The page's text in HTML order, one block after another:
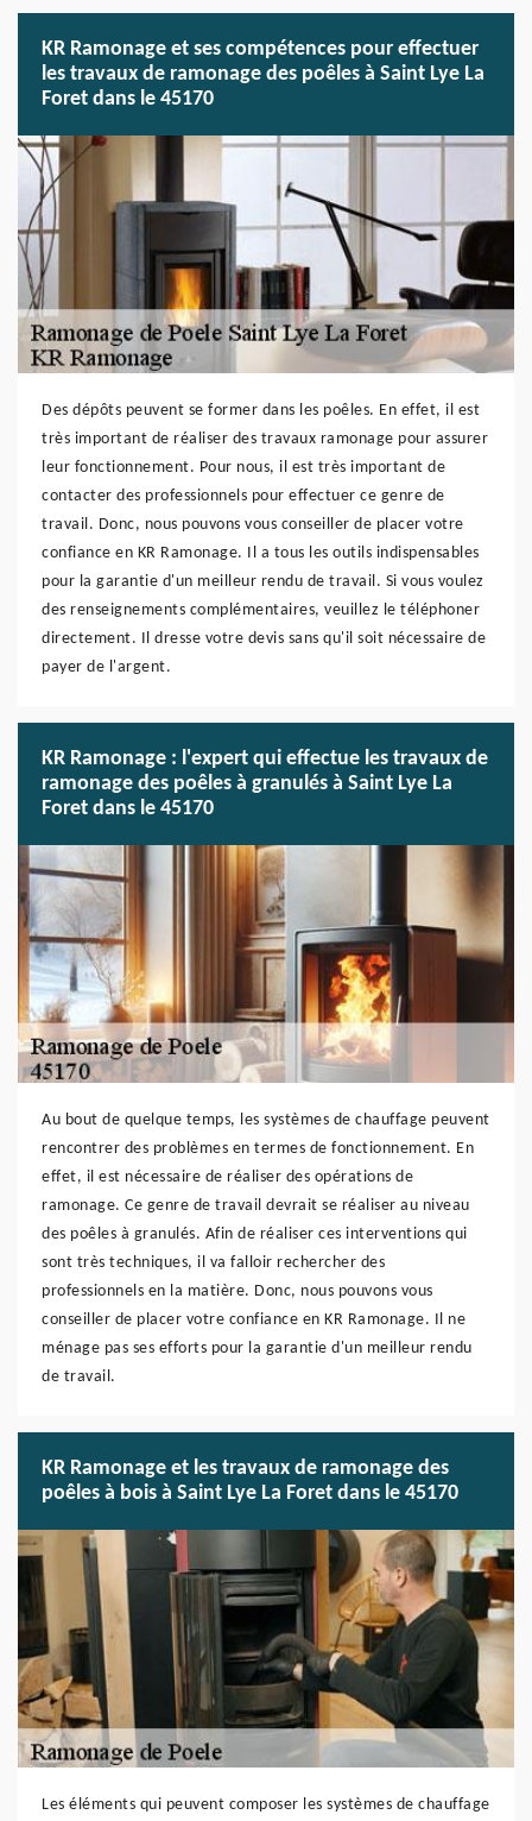
KR Ramonage et ses compétences pour effectuer
les travaux de ramonage des poêles à Saint Lye La
Foret dans le 45170
Des dépôts peuvent se former dans les poêles. En effet, il est
très important de réaliser des travaux ramonage pour assurer
leur fonctionnement. Pour nous, il est très important de
contacter des professionnels pour effectuer ce genre de
travail. Donc, nous pouvons vous conseiller de placer votre
confiance en KR Ramonage. Il a tous les outils indispensables
pour la garantie d'un meilleur rendu de travail. Si vous voulez
des renseignements complémentaires, veuillez le téléphoner
directement. Il dresse votre devis sans qu'il soit nécessaire de
payer de l'argent.
KR Ramonage : l'expert qui effectue les travaux de
ramonage des poêles à granulés à Saint Lye La
Foret dans le 45170
Au bout de quelque temps, les systèmes de chauffage peuvent
rencontrer des problèmes en termes de fonctionnement. En
effet, il est nécessaire de réaliser des opérations de
ramonage. Ce genre de travail devrait se réaliser au niveau
des poêles à granulés. Afin de réaliser ces interventions qui
sont très techniques, il va falloir rechercher des
professionnels en la matière. Donc, nous pouvons vous
conseiller de placer votre confiance en KR Ramonage. Il ne
ménage pas ses efforts pour la garantie d'un meilleur rendu
de travail.
KR Ramonage et les travaux de ramonage des
poêles à bois à Saint Lye La Foret dans le 45170
Les éléments qui peuvent composer les systèmes de chauffage